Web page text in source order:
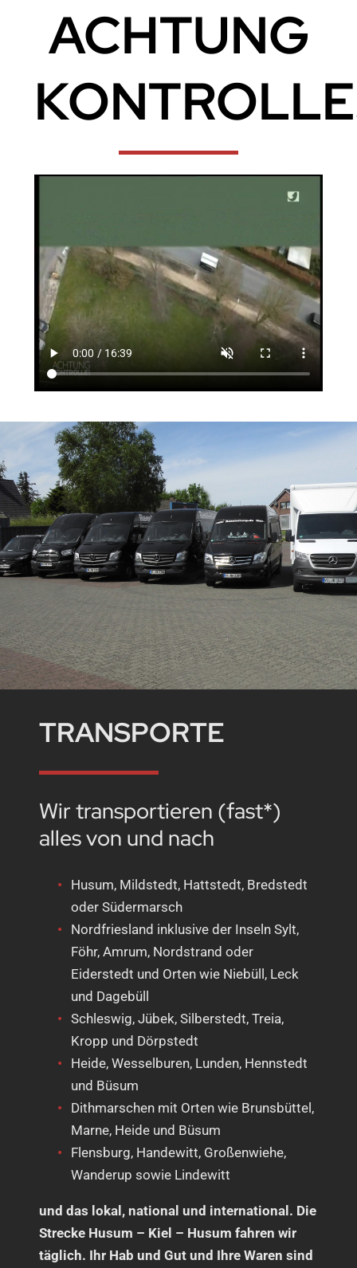
ACHTUNG
TRANSPORTE
Wir transportieren (fast*)
alles von und nach
Husum, Mildstedt, Hattstedt, Bredstedt
oder Südermarsch
Nordfriesland inklusive der Inseln Sylt,
Föhr, Amrum, Nordstrand oder
Eiderstedt und Orten wie Niebüll, Leck
und Dagebüll
Schleswig, Jübek, Silberstedt, Treia,
Kropp und Dörpstedt
Heide, Wesselburen, Lunden, Hennstedt
und Büsum
Dithmarschen mit Orten wie Brunsbüttel,
Marne, Heide und Büsum
Flensburg, Handewitt, Großenwiehe,
Wanderup sowie Lindewitt
und das lokal, national und international. Die
Strecke Husum – Kiel – Husum fahren wir
täglich. Ihr Hab und Gut und Ihre Waren sind